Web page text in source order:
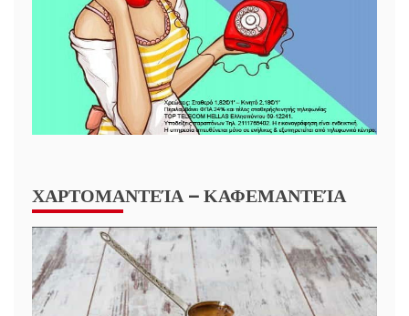
ΧΑΡΤΟΜΑΝΤΕΊΑ – ΚΑΦΕΜΑΝΤΕΊΑ